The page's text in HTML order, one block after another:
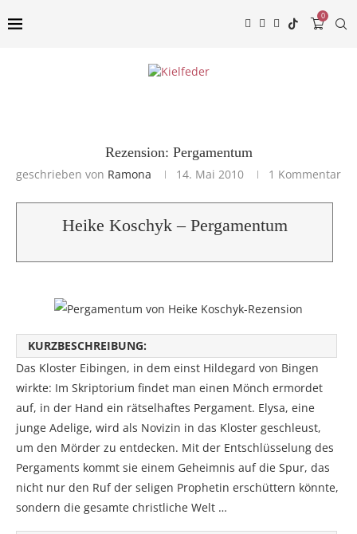
0
Rezension: Pergamentum
geschrieben von Ramona 14. Mai 2010 1 Kommentar
Heike Koschyk – Pergamentum
KURZBESCHREIBUNG:
Das Kloster Eibingen, in dem einst Hildegard von Bingen
wirkte: Im Skriptorium findet man einen Mönch ermordet
auf, in der Hand ein rätselhaftes Pergament. Elysa, eine
junge Adelige, wird als Novizin in das Kloster geschleust,
um den Mörder zu entdecken. Mit der Entschlüsselung des
Pergaments kommt sie einem Geheimnis auf die Spur, das
nicht nur den Ruf der seligen Prophetin erschüttern könnte,
sondern die gesamte christliche Welt …